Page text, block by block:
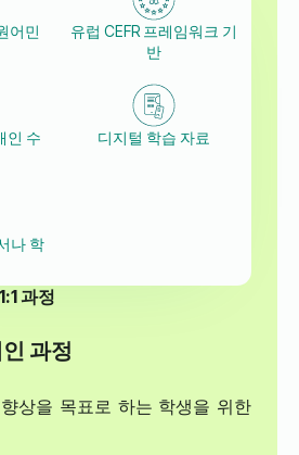
어민
유럽 CEFR 프레임워크 기
반
인 수
디지털 학습 자료
나 학
과정
과정
상을 목표로 하는 학생을 위한